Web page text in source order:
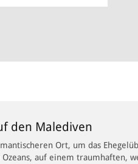
den Malediven
Ort, um das
auf einem traumhaften,